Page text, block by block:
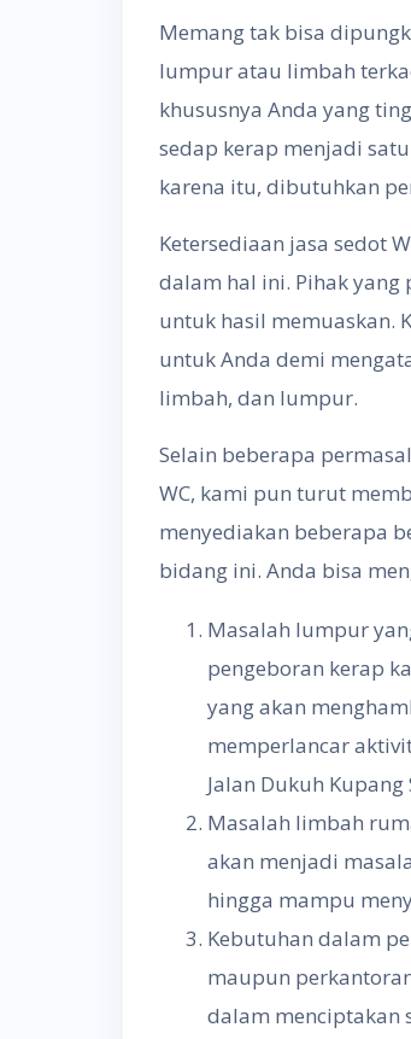
Memang tak bisa
lumpur atau limbah
khususnya Anda yang
sedap kerap menjadi
karena itu, dibutuhkan
Ketersediaan jasa sedot
dalam hal ini. Pihak
untuk hasil memuaskan.
untuk Anda demi
limbah, dan lumpur.
Selain beberapa
WC, kami pun turut
menyediakan beberapa
bidang ini. Anda bisa
Masalah lumpur
pengeboran kerap
yang akan
memperlancar
Jalan Dukuh
Masalah limbah
akan menjadi
hingga mampu
Kebutuhan dalam
maupun
dalam menciptakan